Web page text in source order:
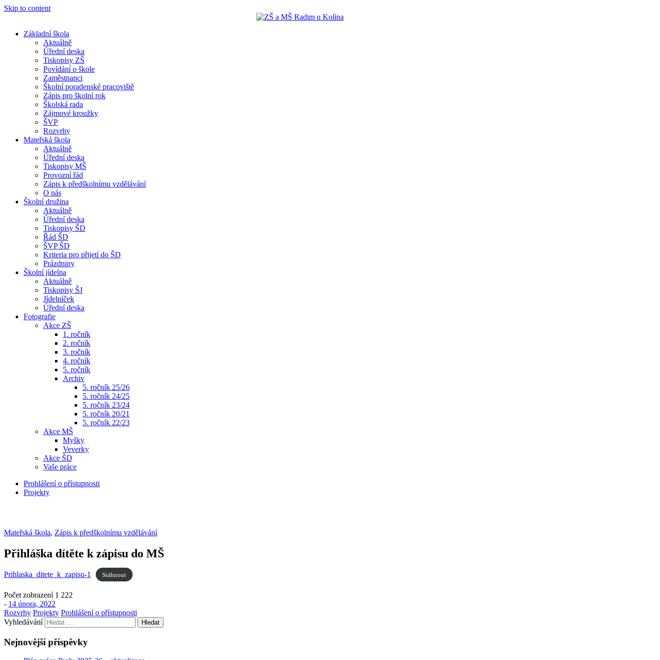
Skip to content
Základní škola
Aktuálně
Úřední deska
Tiskopisy ZŠ
Povídání o škole
Zaměstnanci
Školní poradenské pracoviště
Zápis pro školní rok
Školská rada
Zájmové kroužky
ŠVP
Rozvrhy
Mateřská škola
Aktuálně
Úřední deska
Tiskopisy MŠ
Provozní řád
Zápis k předškolnímu vzdělávání
O nás
Školní družina
Aktuálně
Úřední deska
Tiskopisy ŠD
Řád ŠD
ŠVP ŠD
Kriteria pro přijetí do ŠD
Prázdniny
Školní jídelna
Aktuálně
Tiskopisy ŠJ
Jídelníček
Úřední deska
Fotografie
Akce ZŠ
1. ročník
2. ročník
3. ročník
4. ročník
5. ročník
Archiv
5. ročník 25/26
5. ročník 24/25
5. ročník 23/24
5. ročník 20/21
5. ročník 22/23
Akce MŠ
Myšky
Veverky
Akce ŠD
Vaše práce
Prohlášení o přístupnosti
Projekty
Mateřská škola, Zápis k předškolnímu vzdělávání
Přihláška dítěte k zápisu do MŠ
Prihlaska_ditete_k_zapisu-1 Stáhnout
Počet zobrazení 1 222
- 14 února, 2022
Rozvrhy Projekty Prohlášení o přístupnosti
Vyhledávání
Nejnovější příspěvky